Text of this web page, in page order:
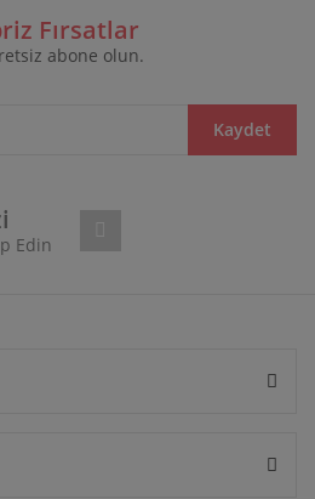
Yorum Yaz
bozuk veya görüntülenemiyor.
bulunuyor.
Fırsatlar
abone olun.
Kaydet
Edin